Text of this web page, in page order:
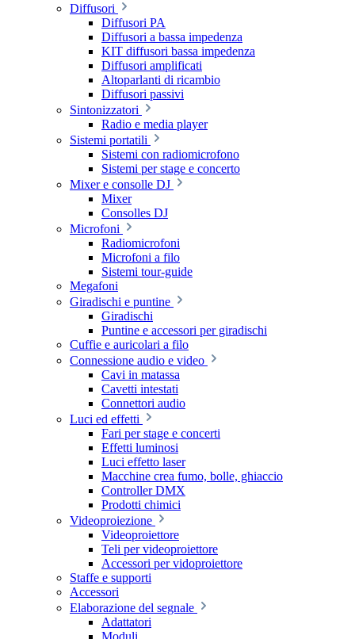
Diffusori
Diffusori PA
Diffusori a bassa impedenza
KIT diffusori bassa impedenza
Diffusori amplificati
Altoparlanti di ricambio
Diffusori passivi
Sintonizzatori
Radio e media player
Sistemi portatili
Sistemi con radiomicrofono
Sistemi per stage e concerto
Mixer e consolle DJ
Mixer
Consolles DJ
Microfoni
Radiomicrofoni
Microfoni a filo
Sistemi tour-guide
Megafoni
Giradischi e puntine
Giradischi
Puntine e accessori per giradischi
Cuffie e auricolari a filo
Connessione audio e video
Cavi in matassa
Cavetti intestati
Connettori audio
Luci ed effetti
Fari per stage e concerti
Effetti luminosi
Luci effetto laser
Macchine crea fumo, bolle, ghiaccio
Controller DMX
Prodotti chimici
Videoproiezione
Videoproiettore
Teli per videoproiettore
Accessori per vidoproiettore
Staffe e supporti
Accessori
Elaborazione del segnale
Adattatori
Moduli